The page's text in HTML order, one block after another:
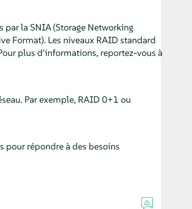
par la SNIA (Storage Networking
Format). Les niveaux RAID standard
plus d'informations, reportez-vous à
Par exemple, RAID 0+1 ou
pour répondre à des besoins